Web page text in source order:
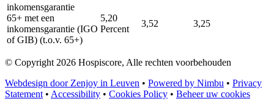
inkomensgarantie
65+ met een
inkomensgarantie (IGO
of GIB) (t.o.v. 65+)
5,20
Percent
3,52 3,25
© Copyright 2026 Hospiscore, Alle rechten voorbehouden
Webdesign door Zenjoy in Leuven • Powered by Nimbu • Privacy
Statement • Accessibility • Cookies Policy • Beheer uw cookies